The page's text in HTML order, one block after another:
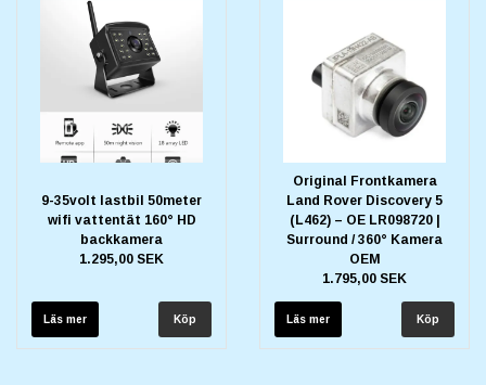
9-35volt lastbil 50meter
wifi vattentät 160° HD
backkamera
1.295,00 SEK
Läs mer
Original Frontkamera
Land Rover Discovery 5
(L462) – OE LR098720 |
Surround / 360° Kamera
OEM
1.795,00 SEK
Läs mer